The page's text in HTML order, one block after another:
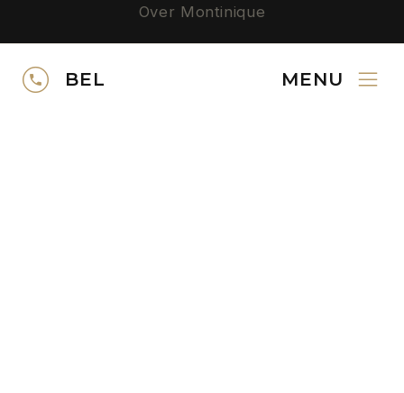
BEL MENU
Over Montinique